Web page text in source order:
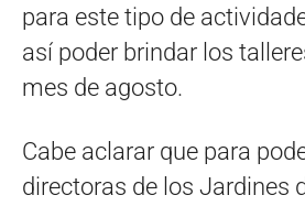
para este tipo de
así poder brindar los
mes de agosto.
Cabe aclarar que para
directoras de los Jardines